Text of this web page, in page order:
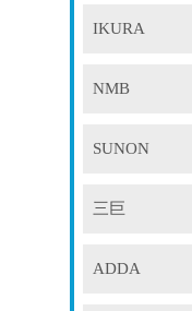
IKURA
NMB
SUNON
三巨
ADDA